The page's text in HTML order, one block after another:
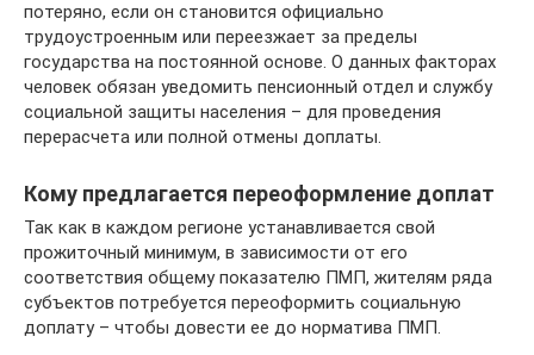
потеряно, если он становится официально
трудоустроенным или переезжает за пределы
государства на постоянной основе. О данных факторах
человек обязан уведомить пенсионный отдел и службу
социальной защиты населения – для проведения
перерасчета или полной отмены доплаты.
Кому предлагается переоформление доплат
Так как в каждом регионе устанавливается свой
прожиточный минимум, в зависимости от его
соответствия общему показателю ПМП, жителям ряда
субъектов потребуется переоформить социальную
доплату – чтобы довести ее до норматива ПМП.